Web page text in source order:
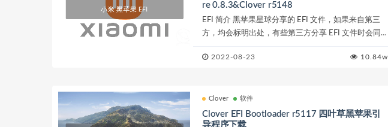
re 0.8.3&Clover r5148
EFI 简介 黑苹果星球分享的 EFI 文件，如果来自第三
方，均会标明出处，有些第三方分享 EFI 文件时会同
择上，...
2022-08-23 10.84w
Clover 软件
Clover EFI Bootloader r5117 四叶草黑苹果引
导程序下载